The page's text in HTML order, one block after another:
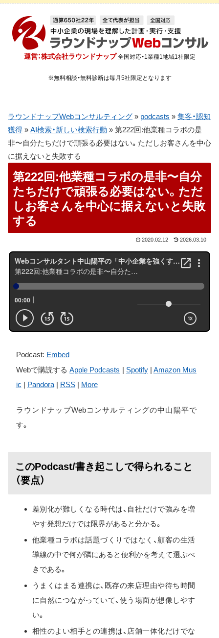
運営：株式会社ラウンドナップ 全国対応・1業種1地域1社限定
※無料相談・無料診断は毎月5社限定となります
ラウンドナップWebコンサルティング » podcasts » 集客・認知
獲得 » AI検索・新しい検索行動 » 第222回:他業種コラボの是
非〜自分たちだけで頑張る必要はない。ただしお客さんを中心
に据えないと失敗する
第222回:他業種コラボの是非〜自分
たちだけで頑張る必要はない。ただ
しお客さんを中心に据えないと失敗
する
2020.02.12 2026.03.10
Podcast: Embed
Webで購読するApple Podcasts | Spotify| Amazon Mus
ic | Pandora| RSS| More
ラウンドナップWebコンサルティングの中山陽平で
す。
このPodcast/書き起こしで得られること
（要点）
差別化が難しくなる時代は、自社だけで強みを増
やす発想だけでは限界があると分かる。
他業種コラボは話題づくりではなく、顧客の生活
導線の中で何が隣にあると便利かを考えて選ぶべ
きである。
うまくはまる連携は、既存の来店理由や待ち時間
に自然につながっていて、使う場面が想像しやす
い。
相性のよい相手との連携は、店舗一体化だけでな